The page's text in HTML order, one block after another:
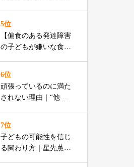
5位
【偏食のある発達障害
の子どもが嫌いな食べ
6位
頑張っているのに満た
されない理由｜“他人
7位
子どもの可能性を信じ
る関わり方｜星先薫さ